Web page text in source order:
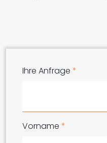
Ihre Anfrage *
Vorname *